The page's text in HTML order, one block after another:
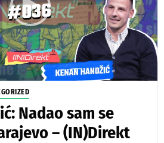
Nadao sam se
– (IN)Direkt